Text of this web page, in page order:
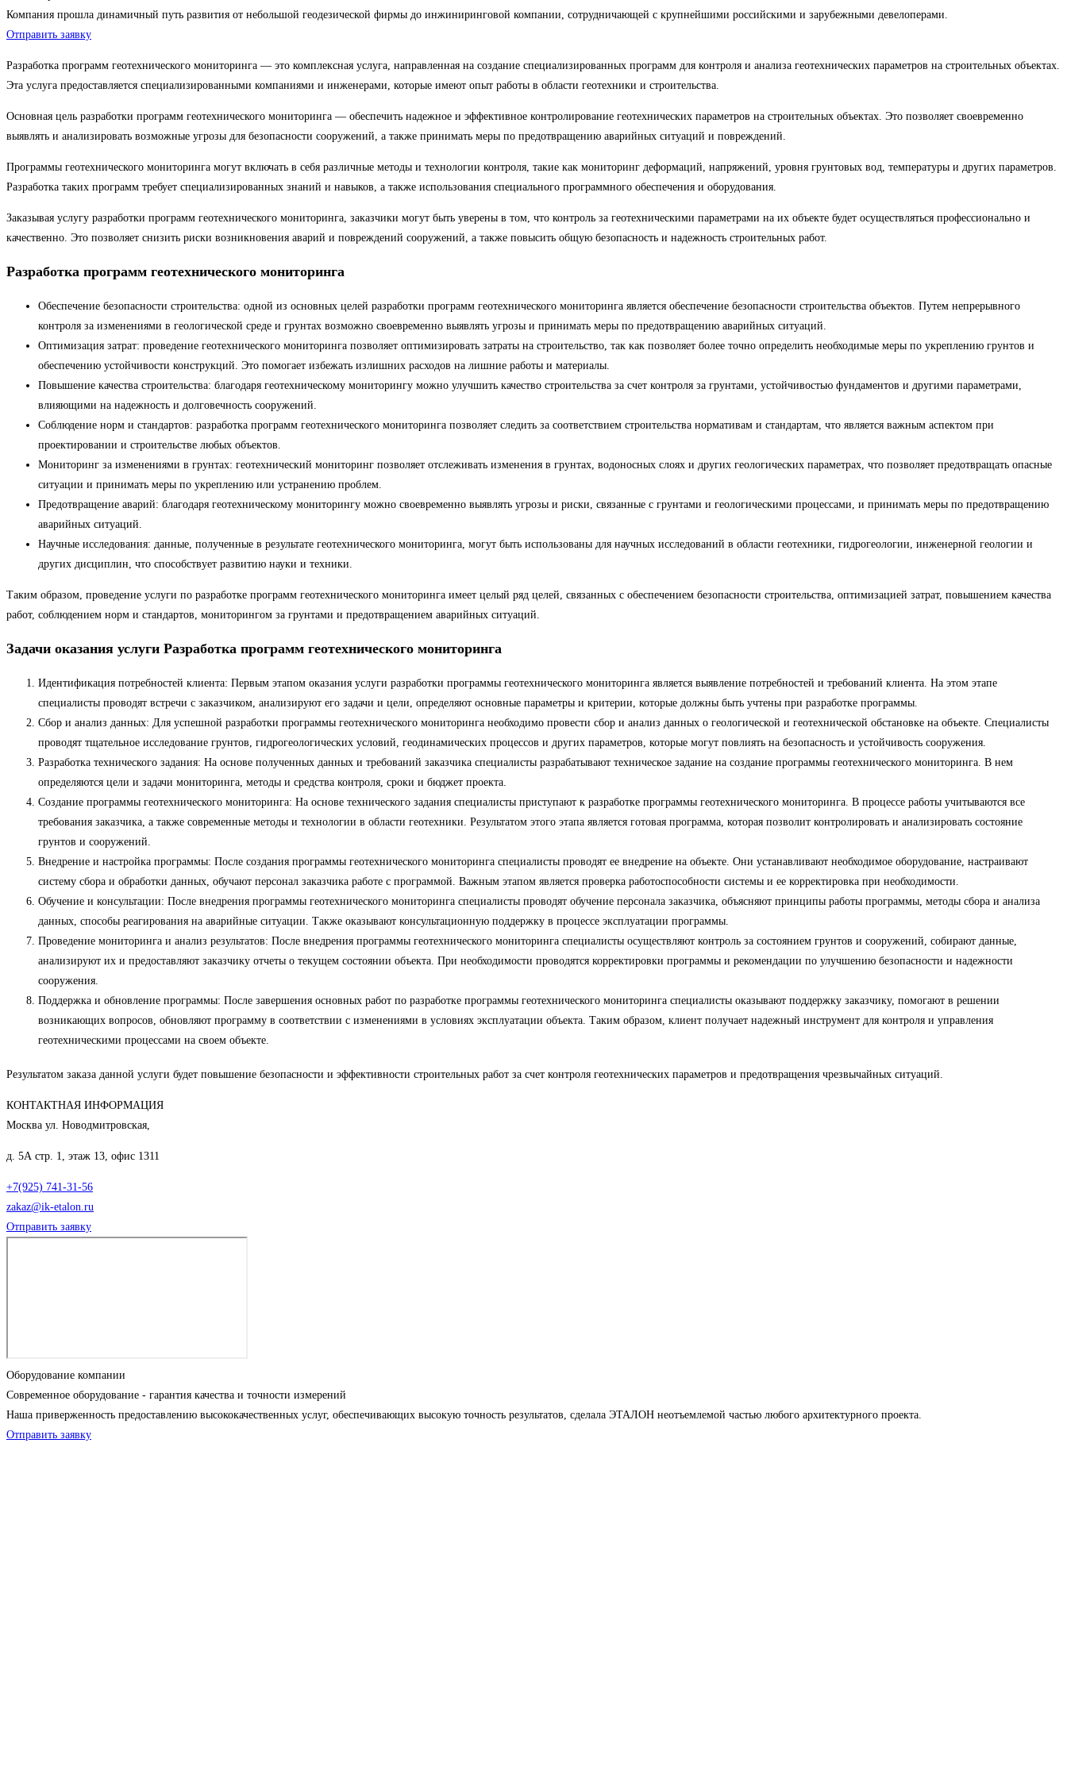
Компания прошла динамичный путь развития от небольшой геодезической фирмы до инжиниринговой компании, сотрудничающей с крупнейшими российскими и зарубежными девелоперами.
Отправить заявку
Разработка программ геотехнического мониторинга — это комплексная услуга, направленная на создание специализированных программ для контроля и анализа геотехнических параметров на строительных объектах.
Эта услуга предоставляется специализированными компаниями и инженерами, которые имеют опыт работы в области геотехники и строительства.
Основная цель разработки программ геотехнического мониторинга — обеспечить надежное и эффективное контролирование геотехнических параметров на строительных объектах. Это позволяет своевременно
выявлять и анализировать возможные угрозы для безопасности сооружений, а также принимать меры по предотвращению аварийных ситуаций и повреждений.
Программы геотехнического мониторинга могут включать в себя различные методы и технологии контроля, такие как мониторинг деформаций, напряжений, уровня грунтовых вод, температуры и других параметров.
Разработка таких программ требует специализированных знаний и навыков, а также использования специального программного обеспечения и оборудования.
Заказывая услугу разработки программ геотехнического мониторинга, заказчики могут быть уверены в том, что контроль за геотехническими параметрами на их объекте будет осуществляться профессионально и
качественно. Это позволяет снизить риски возникновения аварий и повреждений сооружений, а также повысить общую безопасность и надежность строительных работ.
Разработка программ геотехнического мониторинга
Обеспечение безопасности строительства: одной из основных целей разработки программ геотехнического мониторинга является обеспечение безопасности строительства объектов. Путем непрерывного
контроля за изменениями в геологической среде и грунтах возможно своевременно выявлять угрозы и принимать меры по предотвращению аварийных ситуаций.
Оптимизация затрат: проведение геотехнического мониторинга позволяет оптимизировать затраты на строительство, так как позволяет более точно определить необходимые меры по укреплению грунтов и
обеспечению устойчивости конструкций. Это помогает избежать излишних расходов на лишние работы и материалы.
Повышение качества строительства: благодаря геотехническому мониторингу можно улучшить качество строительства за счет контроля за грунтами, устойчивостью фундаментов и другими параметрами,
влияющими на надежность и долговечность сооружений.
Соблюдение норм и стандартов: разработка программ геотехнического мониторинга позволяет следить за соответствием строительства нормативам и стандартам, что является важным аспектом при
проектировании и строительстве любых объектов.
Мониторинг за изменениями в грунтах: геотехнический мониторинг позволяет отслеживать изменения в грунтах, водоносных слоях и других геологических параметрах, что позволяет предотвращать опасные
ситуации и принимать меры по укреплению или устранению проблем.
Предотвращение аварий: благодаря геотехническому мониторингу можно своевременно выявлять угрозы и риски, связанные с грунтами и геологическими процессами, и принимать меры по предотвращению
аварийных ситуаций.
Научные исследования: данные, полученные в результате геотехнического мониторинга, могут быть использованы для научных исследований в области геотехники, гидрогеологии, инженерной геологии и
других дисциплин, что способствует развитию науки и техники.
Таким образом, проведение услуги по разработке программ геотехнического мониторинга имеет целый ряд целей, связанных с обеспечением безопасности строительства, оптимизацией затрат, повышением качества
работ, соблюдением норм и стандартов, мониторингом за грунтами и предотвращением аварийных ситуаций.
Задачи оказания услуги Разработка программ геотехнического мониторинга
Идентификация потребностей клиента: Первым этапом оказания услуги разработки программы геотехнического мониторинга является выявление потребностей и требований клиента. На этом этапе
специалисты проводят встречи с заказчиком, анализируют его задачи и цели, определяют основные параметры и критерии, которые должны быть учтены при разработке программы.
Сбор и анализ данных: Для успешной разработки программы геотехнического мониторинга необходимо провести сбор и анализ данных о геологической и геотехнической обстановке на объекте. Специалисты
проводят тщательное исследование грунтов, гидрогеологических условий, геодинамических процессов и других параметров, которые могут повлиять на безопасность и устойчивость сооружения.
Разработка технического задания: На основе полученных данных и требований заказчика специалисты разрабатывают техническое задание на создание программы геотехнического мониторинга. В нем
определяются цели и задачи мониторинга, методы и средства контроля, сроки и бюджет проекта.
Создание программы геотехнического мониторинга: На основе технического задания специалисты приступают к разработке программы геотехнического мониторинга. В процессе работы учитываются все
требования заказчика, а также современные методы и технологии в области геотехники. Результатом этого этапа является готовая программа, которая позволит контролировать и анализировать состояние
грунтов и сооружений.
Внедрение и настройка программы: После создания программы геотехнического мониторинга специалисты проводят ее внедрение на объекте. Они устанавливают необходимое оборудование, настраивают
систему сбора и обработки данных, обучают персонал заказчика работе с программой. Важным этапом является проверка работоспособности системы и ее корректировка при необходимости.
Обучение и консультации: После внедрения программы геотехнического мониторинга специалисты проводят обучение персонала заказчика, объясняют принципы работы программы, методы сбора и анализа
данных, способы реагирования на аварийные ситуации. Также оказывают консультационную поддержку в процессе эксплуатации программы.
Проведение мониторинга и анализ результатов: После внедрения программы геотехнического мониторинга специалисты осуществляют контроль за состоянием грунтов и сооружений, собирают данные,
анализируют их и предоставляют заказчику отчеты о текущем состоянии объекта. При необходимости проводятся корректировки программы и рекомендации по улучшению безопасности и надежности
сооружения.
Поддержка и обновление программы: После завершения основных работ по разработке программы геотехнического мониторинга специалисты оказывают поддержку заказчику, помогают в решении
возникающих вопросов, обновляют программу в соответствии с изменениями в условиях эксплуатации объекта. Таким образом, клиент получает надежный инструмент для контроля и управления
геотехническими процессами на своем объекте.
Результатом заказа данной услуги будет повышение безопасности и эффективности строительных работ за счет контроля геотехнических параметров и предотвращения чрезвычайных ситуаций.
КОНТАКТНАЯ ИНФОРМАЦИЯ
Москва ул. Новодмитровская,
д. 5А стр. 1, этаж 13, офис 1311
+7(925) 741-31-56
zakaz@ik-etalon.ru
Отправить заявку
Оборудование компании
Современное оборудование - гарантия качества и точности измерений
Наша приверженность предоставлению высококачественных услуг, обеспечивающих высокую точность результатов, сделала ЭТАЛОН неотъемлемой частью любого архитектурного проекта.
Отправить заявку